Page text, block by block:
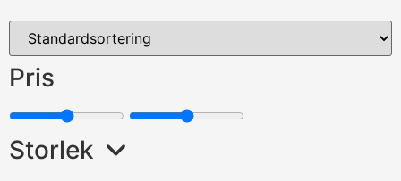
Pris
Storlek